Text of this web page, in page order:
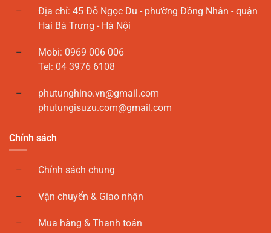
Địa chỉ: 45 Đỗ Ngọc Du - phường Đồng Nhân - quận
Hai Bà Trưng - Hà Nội
Mobi: 0969 006 006
Tel: 04 3976 6108
phutunghino.vn@gmail.com
phutungisuzu.com@gmail.com
Chính sách
Chính sách chung
Vận chuyển & Giao nhận
Mua hàng & Thanh toán